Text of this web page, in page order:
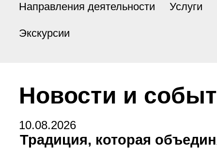
Направления деятельности Услуги
Экскурсии
Новости и
10.08.2026
Традиция, которая